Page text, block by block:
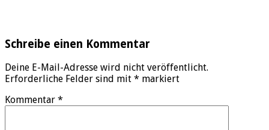
Schreibe einen Kommentar
Deine E-Mail-Adresse wird nicht veröffentlicht.
Erforderliche Felder sind mit * markiert
Kommentar *